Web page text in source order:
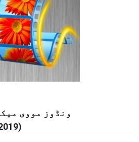
ونڈوز مووی
(2019) کو کیسے بچایا جائے